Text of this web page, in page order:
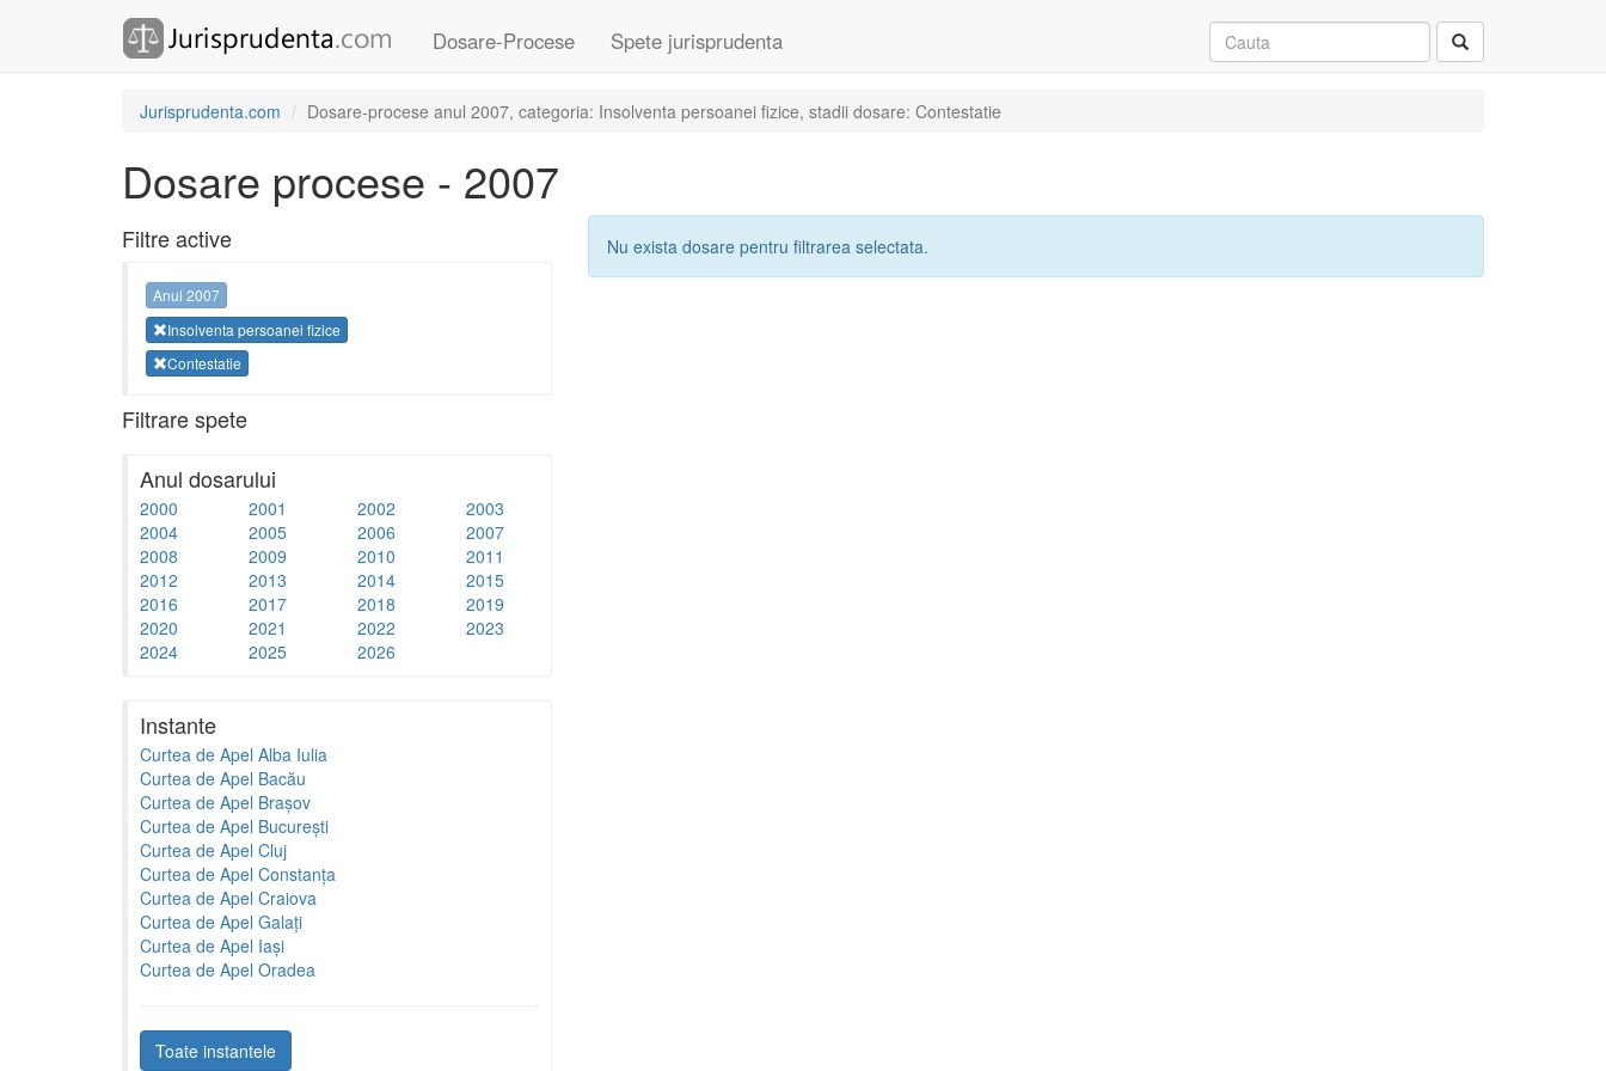
Dosare-Procese Spete jurisprudenta
Jurisprudenta.com Dosare-procese anul 2007, categoria: Insolventa persoanei fizice, stadii dosare: Contestatie
Dosare procese - 2007
Filtre active
Anul 2007
Insolventa persoanei fizice
Contestatie
Filtrare spete
Anul dosarului
2000 2001 2002
2003
2004
2005 2006
2007
2008
2009 2010
2011
2012
2013 2014
2015
2016
2017 2018
2019
2020
2021 2022
2023
2024
2025 2026
Instante
Curtea de Apel Alba Iulia
Curtea de Apel Bacău
Curtea de Apel Brașov
Curtea de Apel București
Curtea de Apel Cluj
Curtea de Apel Constanța
Curtea de Apel Craiova
Curtea de Apel Galați
Curtea de Apel Iași
Curtea de Apel Oradea
Toate instantele
Nu exista dosare pentru filtrarea selectata.